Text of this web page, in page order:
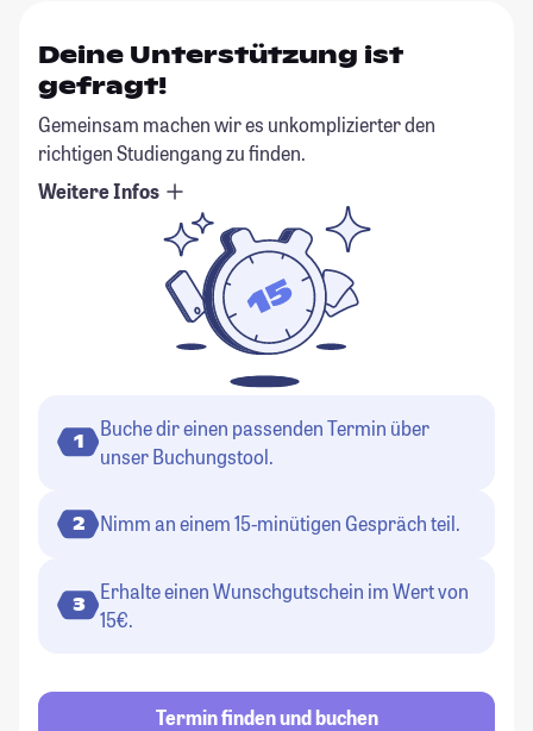
Deine Unterstützung ist
gefragt!
Gemeinsam machen wir es unkomplizierter den
richtigen Studiengang zu finden.
Weitere Infos
1
Buche dir einen passenden Termin über
unser Buchungstool.
2 Nimm an einem 15-minütigen Gespräch teil.
3
Erhalte einen Wunschgutschein im Wert von
15€.
Termin finden und buchen